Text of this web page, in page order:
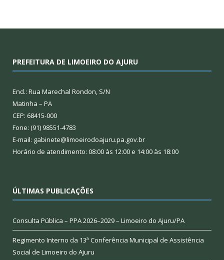
PREFEITURA DE LIMOEIRO DO AJURU
End.: Rua Marechal Rondon, S/N
Matinha – PA
CEP: 68415-000
Fone: (91) 98551-4783
E-mail: gabinete@limoeirodoajuru.pa.gov.br
Horário de atendimento: 08:00 às 12:00 e 14:00 às 18:00
ÚLTIMAS PUBLICAÇÕES
Consulta Pública – PPA 2026–2029 – Limoeiro do Ajuru/PA
Regimento Interno da 13ª Conferência Municipal de Assistência
Social de Limoeiro do Ajuru